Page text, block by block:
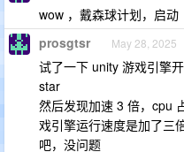
wow ，戴森球计划，启动
prosgtsr May 28, 2025
试了一下 unity 游戏引擎
star
然后发现加速 3 倍，cpu
戏引擎运行速度是加了三
吧，没问题